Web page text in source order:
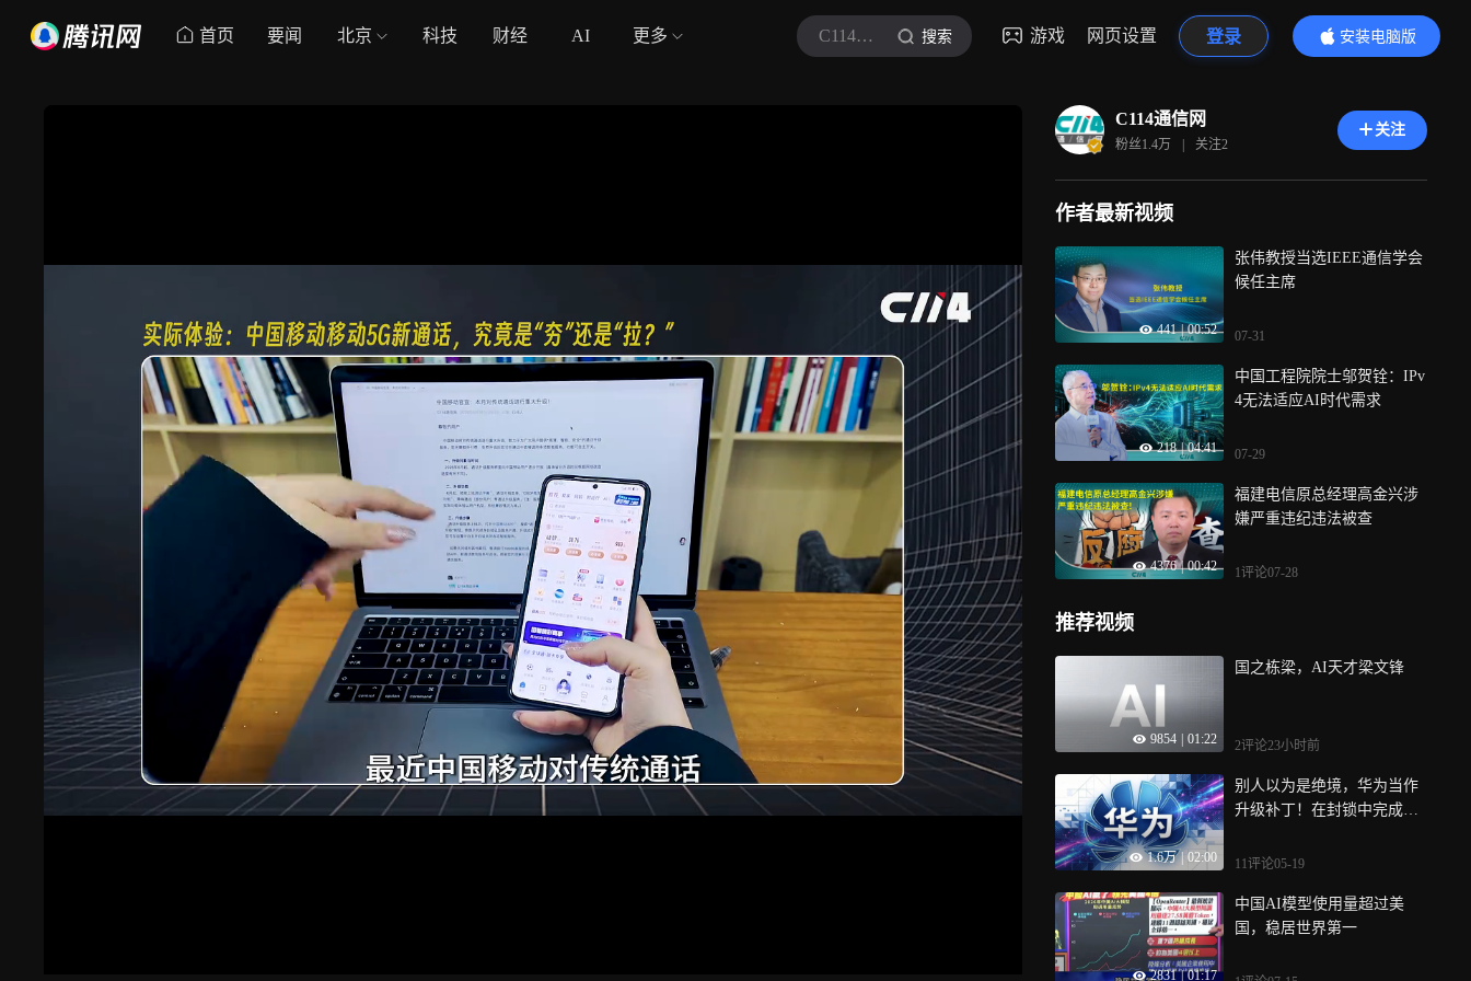
首页 要闻 北京 科技 财经 AI 更多 C114通信网 搜索 游戏 网页设置 登录
安装电脑版
内容更精彩
C114通信网
粉丝1.4万 | 关注2
关注
作者最新视频
441 | 00:52
张伟教授当选IEEE通信学会
候任主席
07-31
218 | 04:41
中国工程院院士邬贺铨：IPv
4无法适应AI时代需求
07-29
4376 | 00:42
福建电信原总经理高金兴涉
嫌严重违纪违法被查
1评论07-28
推荐视频
9854 01:22
国之栋梁，AI天才梁文锋
2评论23小时前
1.6万 | 02:00
别人以为是绝境，华为当作
升级补丁！在封锁中完成降
11评论05-19
2831 | 01:17
中国AI模型使用量超过美
国，稳居世界第一